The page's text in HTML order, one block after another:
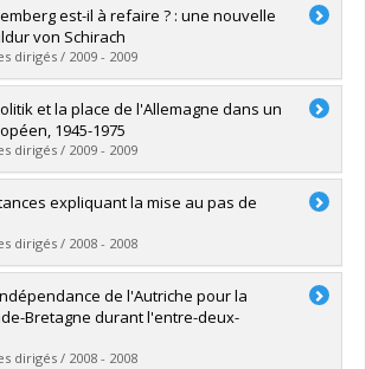
Catherine
:M.A.
dans Papyrus
est-il à refaire ? : une nouvelle
von Schirach
dirigés / 2009 - 2009
Heide
:M.A.
dans Papyrus
et la place de l'Allemagne dans un
1945-1975
dirigés / 2009 - 2009
Jean-François
:Ph. D.
dans Papyrus
expliquant la mise au pas de
dirigés / 2008 - 2008
Nicolas
dans Papyrus
de l'Autriche pour la
Bretagne durant l'entre-deux-
dirigés / 2008 - 2008